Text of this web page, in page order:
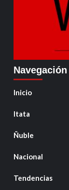
Navegación
Inicio
Itata
Ñuble
Nacional
Tendencias